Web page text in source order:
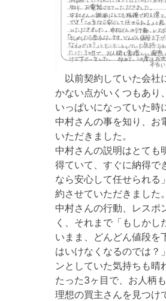
以前契約していた会社
かない点がいくつもあり
いっぱいになっていた時
中村さんの事を知り、お
いただきました。
中村さんの説明はとても
得ていて、すぐに納得で
なら安心して任せられる
約させていただきました。
中村さんの行動、レスポ
く、それまで「もしかし
いまま、どんどん値段を
はいけなくなるのでは？
ンとしていた気持ちも晴
たった3ヶ目で、お人柄
理想の買主さんを見つけ